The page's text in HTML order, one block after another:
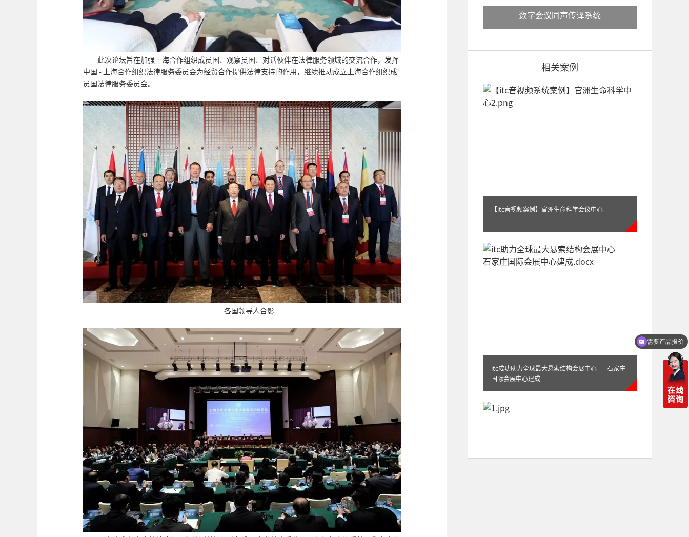
此次论坛旨在加强上海合作组织成员国、观察员国、对话伙伴在法律服务领域的交流合作，发挥
中国 - 上海合作组织法律服务委员会为经贸合作提供法律支持的作用，继续推动成立上海合作组织成
员国法律服务委员会。
各国领导人合影
数字会议同声传译系统
itc-企业远程视频会议系统应用方案
相关案例
【itc音视频案例】官洲生命科学会议中心
itc成功助力全球最大悬索结构会展中心——石家庄
国际会展中心建成
可以定制方案吗？